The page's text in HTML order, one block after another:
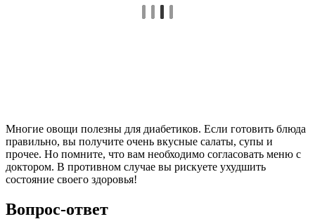
Многие овощи полезны для диабетиков. Если готовить блюда
правильно, вы получите очень вкусные салаты, супы и
прочее. Но помните, что вам необходимо согласовать меню с
доктором. В противном случае вы рискуете ухудшить
состояние своего здоровья!
Вопрос-ответ